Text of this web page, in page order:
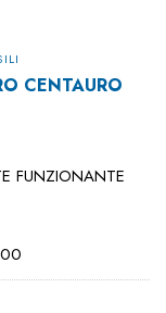
CENTAURO
FUNZIONANTE